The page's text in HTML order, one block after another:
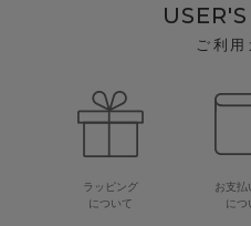
ご利用
ラッピング
について
お支払
につ